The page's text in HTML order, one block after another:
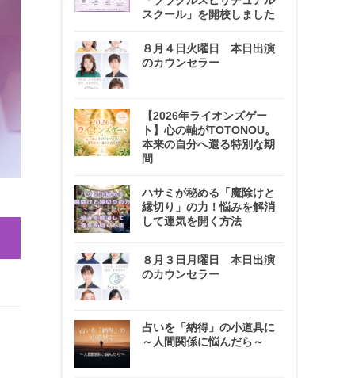
スクール」を開校しました
８月４日火曜日 本日出演
のカウンセラー
【2026年ライオンズゲー
ト】心の軸がTOTONOU。
本来の自分へ還る特別な期
間
ハサミが秘める「魔除けと
縁切り」の力！悩みを解消
して運気を開く方法
８月３日月曜日 本日出演
のカウンセラー
占いを「納得」の小道具に
～人間関係に悩んだら～